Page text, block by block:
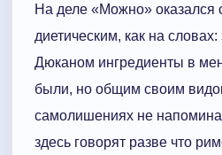
На деле «Можно» оказался
диетическим, как на
Дюканом ингредиенты в
были, но общим своим
самолишениях не
здесь говорят разве что